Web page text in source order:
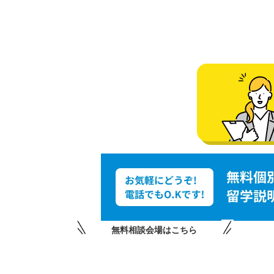
無料相談会場はこちら